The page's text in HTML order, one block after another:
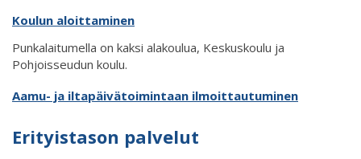
Koulun aloittaminen
Punkalaitumella on kaksi alakoulua, Keskuskoulu ja
Pohjoisseudun koulu.
Aamu- ja iltapäivätoimintaan ilmoittautuminen
Erityistason palvelut